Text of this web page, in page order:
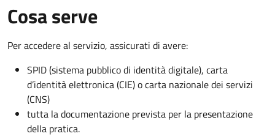
Cosa serve
Per accedere al servizio, assicurati di avere:
SPID (sistema pubblico di identità digitale), carta
d’identità elettronica (CIE) o carta nazionale dei servizi
(CNS)
tutta la documentazione prevista per la presentazione
della pratica.